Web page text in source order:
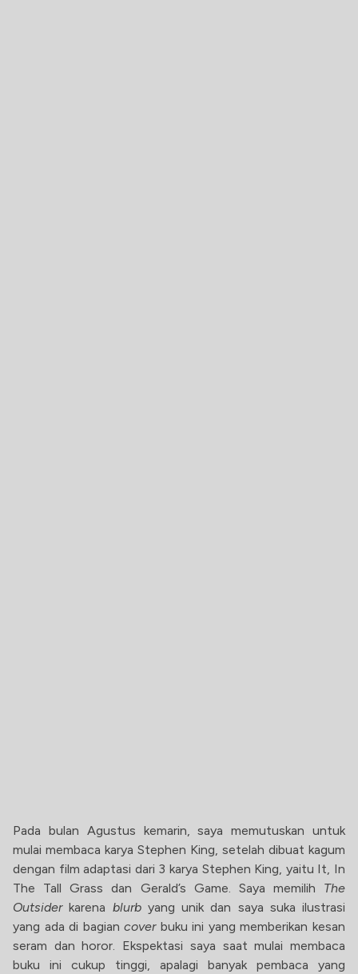
Pada bulan Agustus kemarin, saya memutuskan untuk
mulai membaca karya Stephen King, setelah dibuat kagum
dengan film adaptasi dari 3 karya Stephen King, yaitu It, In
The Tall Grass dan Gerald’s Game. Saya memilih The
Outsiderkarena blurb yang unik dan saya suka ilustrasi
yang ada di bagiancover buku ini yang memberikan kesan
seram dan horor. Ekspektasi saya saat mulai membaca
buku ini cukup tinggi, apalagi banyak pembaca yang